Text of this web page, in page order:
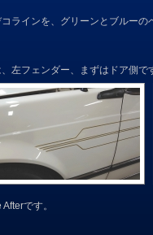
ラインを、グリーンとブルーの
左フェンダー、まずはドア側で
Afterです。